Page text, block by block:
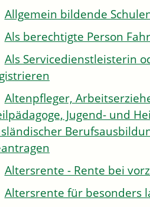
Allgemein bildende
Als berechtigte Person
Als Servicedienstleisterin
Altenpfleger,
Jugend- und
Altersrente - Rente bei
Altersrente für besonders